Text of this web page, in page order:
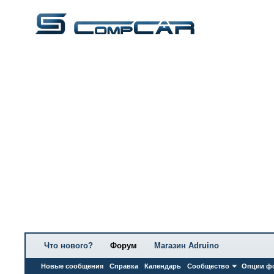
Что нового? Форум
Новые сообщения Справка Календарь Сообщество Опции
Магазин Adruino